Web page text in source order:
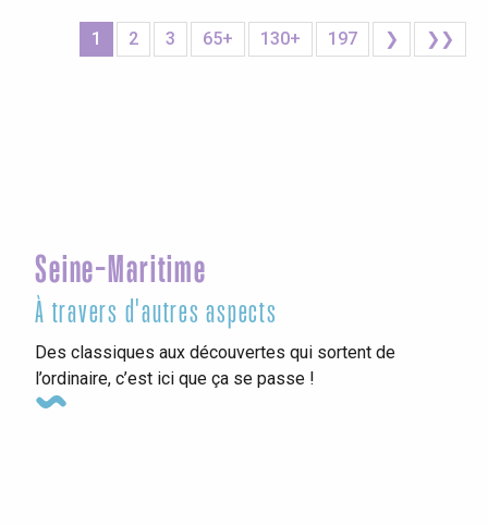
1 2 3 65+ 130+ 197 ❯ ❯❯
Seine-Maritime
À travers d'autres aspects
Des classiques aux découvertes qui sortent de
l’ordinaire, c’est ici que ça se passe !